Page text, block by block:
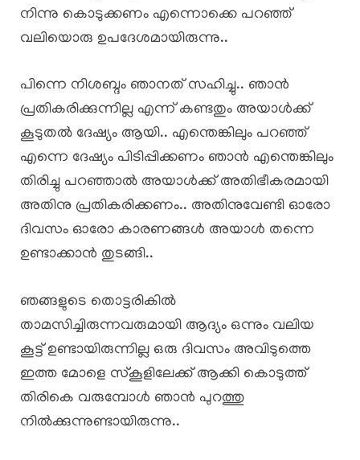
നിന്നു കൊടുക്കണം എന്നൊക്കെ പറഞ്ഞ്
വലിയൊരു ഉപദേശമായിരുന്നു..
പിന്നെ നിശബ്ദം ഞാനത് സഹിച്ചു.. ഞാൻ
പ്രതികരിക്കുന്നില്ല എന്ന് കണ്ടതും അയാൾക്ക്
കൂടുതൽ ദേഷ്യം ആയി.. എന്തെങ്കിലും പറഞ്ഞ്
എന്നെ ദേഷ്യം പിടിപ്പിക്കണം ഞാൻ എന്തെങ്കിലും
തിരിച്ചു പറഞ്ഞാൽ അയാൾക്ക് അതിഭീകരമായി
അതിനു പ്രതികരിക്കണം.. അതിനുവേണ്ടി ഓരോ
ദിവസം ഓരോ കാരണങ്ങൾ അയാൾ തന്നെ
ഉണ്ടാക്കാൻ തുടങ്ങി..
ഞങ്ങളുടെ തൊട്ടരികിൽ
താമസിച്ചിരുന്നവരുമായി ആദ്യം ഒന്നും വലിയ
കൂട്ട് ഉണ്ടായിരുന്നില്ല ഒരു ദിവസം അവിടുത്തെ
ഇത്ത മോളെ സ്കൂളിലേക്ക് ആക്കി കൊടുത്ത്
തിരികെ വരുമ്പോൾ ഞാൻ പുറത്തു
നിൽക്കുന്നുണ്ടായിരുന്നു..